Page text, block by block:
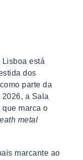
está
dos
parte da
2026, a Sala
marca o
metal
marcante ao